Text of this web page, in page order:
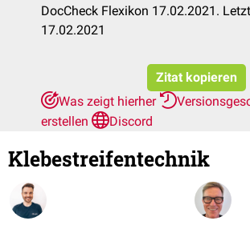
DocCheck Flexikon 17.02.2021.
17.02.2021
Zitat kopieren
Was zeigt hierher
erstellen
Discord
Klebestreifentechnik